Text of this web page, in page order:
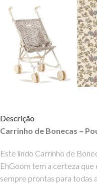
Descrição
Carrinho de Bonecas –
Este lindo Carrinho de
EhGoom tem a certeza que
sempre prontas para todas